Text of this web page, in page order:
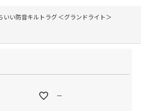
いい防音キルトラグ ＜グランドライト＞
—